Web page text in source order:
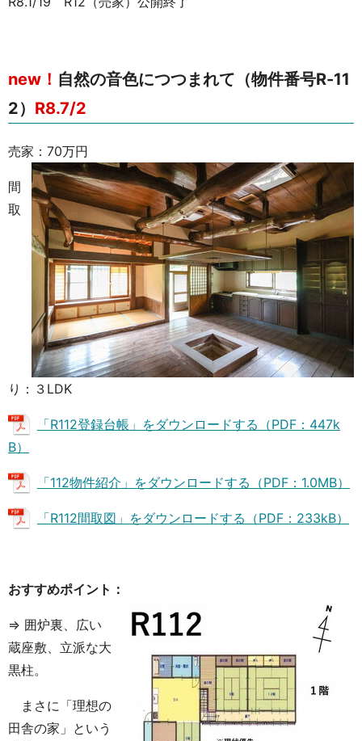
new！ 自然の音色につつまれて（物件番号R-11
2） R8.7/2
売家：70万円
間
取
り：３LDK
「R112登録台帳」をダウンロードする（PDF：447k
B）
「112物件紹介」をダウンロードする（PDF：1.0MB）
「R112間取図」をダウンロードする（PDF：233kB）
おすすめポイント：
⇒ 囲炉裏、広い
蔵座敷、立派な大
黒柱。
まさに「理想の
田舎の家」という